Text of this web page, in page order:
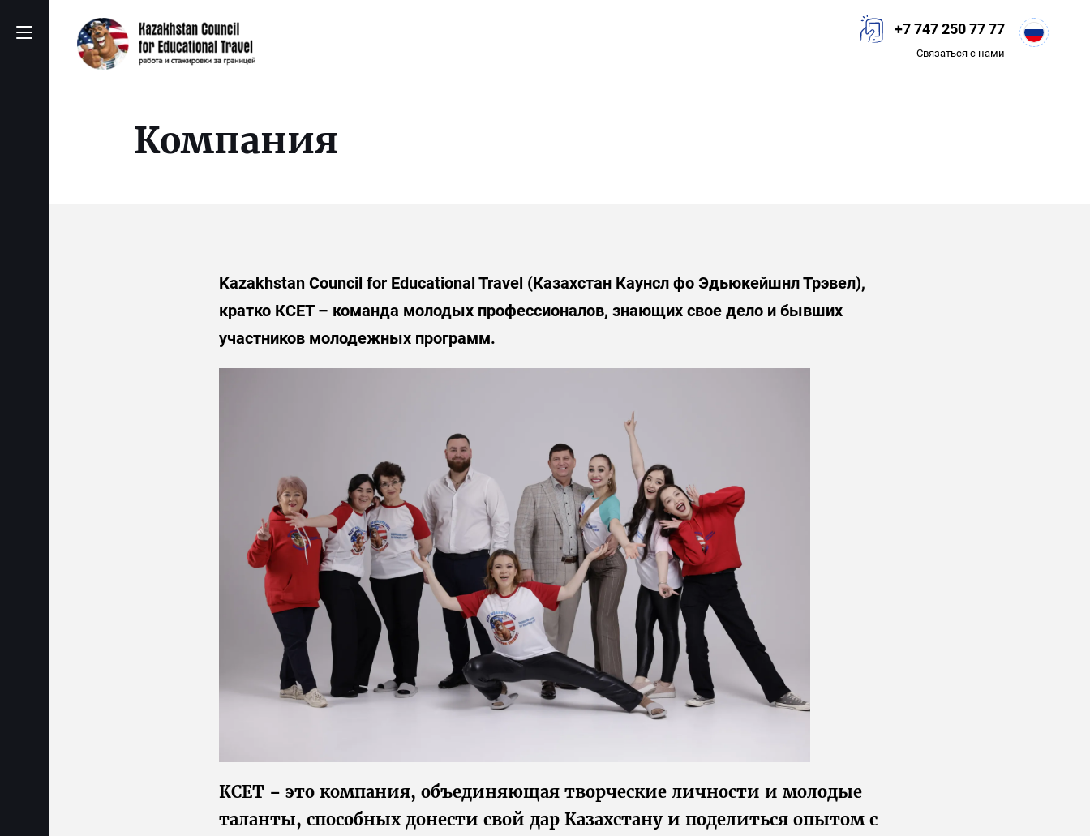
+7 747 250 77 77
Связаться с нами
Компания
Kazakhstan Council for Educational Travel (Казахстан Каунсл фо Эдьюкейшнл Трэвел),
кратко КСЕТ – команда молодых профессионалов, знающих свое дело и бывших
участников молодежных программ.
КСЕТ – это компания, объединяющая творческие личности и молодые
таланты, способных донести свой дар Казахстану и поделиться опытом с